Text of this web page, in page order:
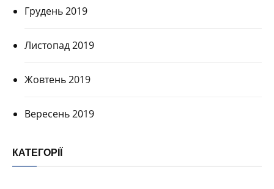
Грудень 2019
Листопад 2019
Жовтень 2019
Вересень 2019
КАТЕГОРІЇ